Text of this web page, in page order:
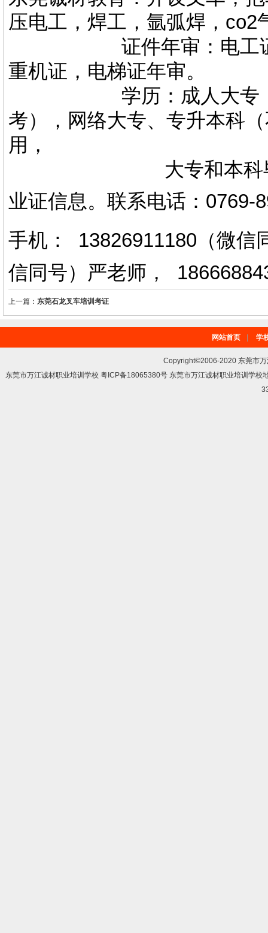
压电工，焊工，氩弧焊，co2
证件年审：电工证，
重机证，电梯证年审。
学历：成人大专，专
考），网络大专、专升本科
用，
大专和本科毕业证
业证信息。 联系电话 ： 0769-
手机： 13826911180（微信
信同号）严老师 ，
上一篇： 东莞石龙叉车培训考证
网站首页 学
Copyright©2006-2020 东莞市
东莞市万江诚材职业培训学校 粤ICP备18065380号 东莞市万江诚材职业培训学